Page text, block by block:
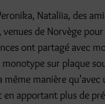
Nataliia, des
de Norvège
ont partagé avec
sur plaque
même manière qu’avec
en apportant plus de